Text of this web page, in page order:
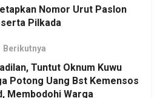
Nomor Urut Paslon
Pilkada
Berikutnya
Tuntut Oknum Kuwu
Potong Uang Bst Kemensos
Membodohi Warga